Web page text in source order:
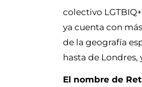
colectivo
ya cuenta con
de la geografía
hasta de Londres,
El nombre de